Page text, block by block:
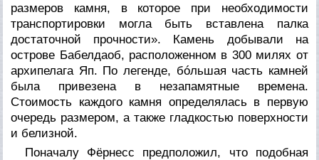
размеров камня, в которое при необходимости
транспортировки могла быть вставлена палка
достаточной прочности». Камень добывали на
острове Бабелдаоб, расположенном в 300 милях от
архипелага Яп. По легенде, бóльшая часть камней
была привезена в незапамятные времена.
Стоимость каждого камня определялась в первую
очередь размером, а также гладкостью поверхности
и белизной.
Поначалу Фёрнесс предположил, что подобная